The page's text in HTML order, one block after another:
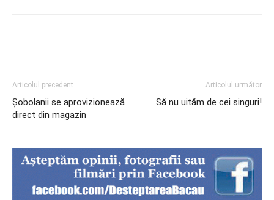
Articolul precedent
Şobolanii se aprovizionează
direct din magazin
Articolul următor
Să nu uităm de cei singuri!